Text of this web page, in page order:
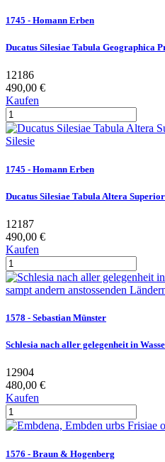
1745 - Homann Erben
Ducatus Silesiae Tabula Geographica
12186
490,00 €
Kaufen
1745 - Homann Erben
Ducatus Silesiae Tabula Altera
12187
490,00 €
Kaufen
1578 - Sebastian Münster
Schlesia nach aller gelegenheit in
12904
480,00 €
Kaufen
1576 - Braun & Hogenberg